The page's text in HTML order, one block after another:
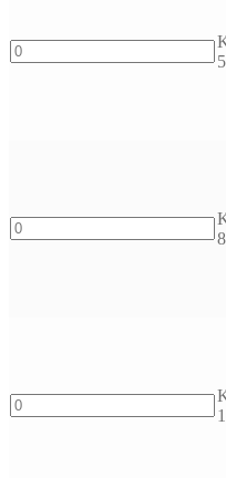
Krill
fein
Krill
fein
Krill
fein